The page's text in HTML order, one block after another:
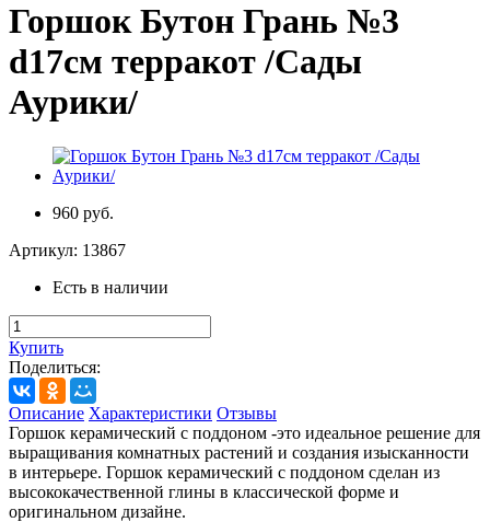
Горшок Бутон Грань №3
d17см терракот /Сады
Аурики/
960 руб.
Артикул: 13867
Есть в наличии
Купить
Поделиться:
Описание Характеристики Отзывы
Горшок керамический с поддоном -это идеальное решение для
выращивания комнатных растений и создания изысканности
в интерьере. Горшок керамический с поддоном сделан из
высококачественной глины в классической форме и
оригинальном дизайне.